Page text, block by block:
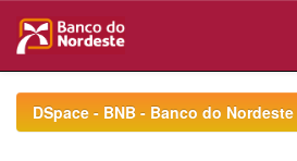
navigationDSpace - BNB - Banco do